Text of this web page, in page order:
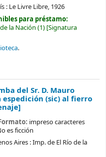
: Le Livre Libre, 1926
para préstamo:
la Nación (1) Signatura
.
del Sr. D. Mauro
(sic) al fierro
impreso caracteres
es ficción
Aires :Imp. de El Río de la